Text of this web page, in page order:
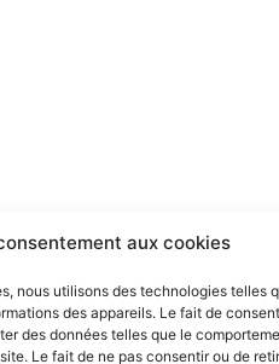
aux cookies
nous utilisons des technologies telles
des appareils. Le fait de
des données telles que le
Le fait de ne pas consentir ou de